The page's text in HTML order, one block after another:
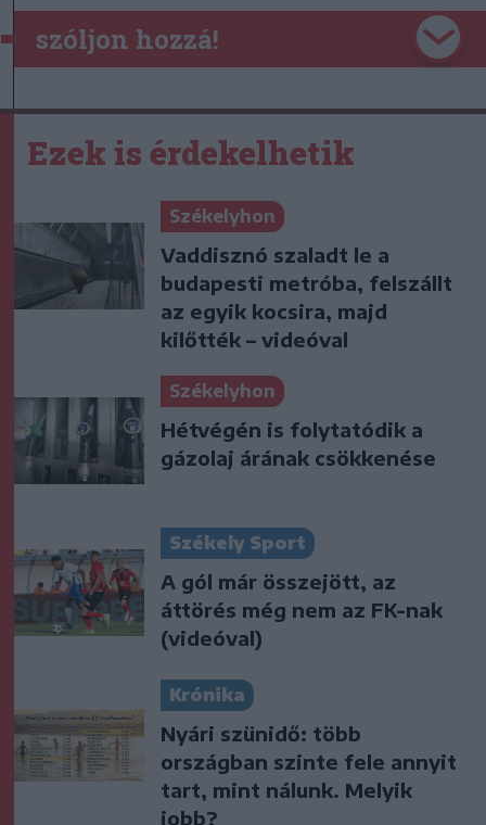
szóljon hozzá!
Ezek is érdekelhetik
Székelyhon
Vaddisznó szaladt le a
budapesti metróba, felszállt
az egyik kocsira, majd
kilőtték – videóval
Székelyhon
Hétvégén is folytatódik a
gázolaj árának csökkenése
Székely Sport
A gól már összejött, az
áttörés még nem az FK-nak
(videóval)
Krónika
Nyári szünidő: több
országban szinte fele annyit
tart, mint nálunk. Melyik
jobb?